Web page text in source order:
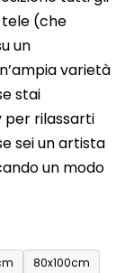
tele (che
un
varietà
stai
rilassarti
sei un artista
un modo
80x100cm